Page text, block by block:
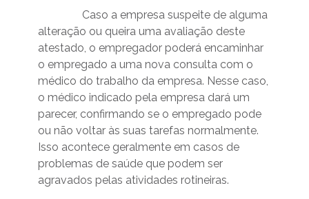
Caso a empresa suspeite de alguma
alteração ou queira uma avaliação deste
atestado, o empregador poderá encaminhar
o empregado a uma nova consulta com o
médico do trabalho da empresa. Nesse caso,
o médico indicado pela empresa dará um
parecer, confirmando se o empregado pode
ou não voltar às suas tarefas normalmente.
Isso acontece geralmente em casos de
problemas de saúde que podem ser
agravados pelas atividades rotineiras.